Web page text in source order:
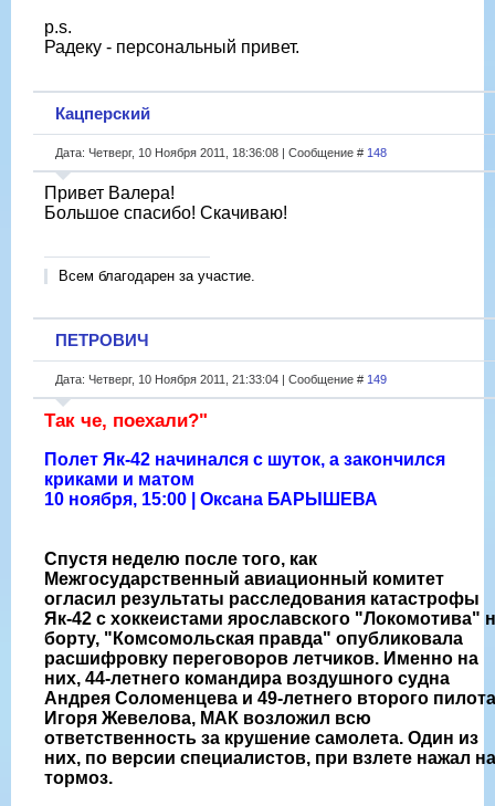
p.s.
Радеку - персональный привет.
Кацперский
Дата: Четверг, 10 Ноября 2011, 18:36:08 | Сообщение # 148
Привет Валера!
Большое спасибо! Скачиваю!
Всем благодарен за участие.
ПЕТРОВИЧ
Дата: Четверг, 10 Ноября 2011, 21:33:04 | Сообщение # 149
Так че, поехали?"
Полет Як-42 начинался с шуток, а закончился
криками и матом
10 ноября, 15:00 | Оксана БАРЫШЕВА
Спустя неделю после того, как
Межгосударственный авиационный комитет
огласил результаты расследования катастрофы
Як-42 с хоккеистами ярославского "Локомотива"
борту, "Комсомольская правда" опубликовала
расшифровку переговоров летчиков. Именно на
них, 44-летнего командира воздушного судна
Андрея Соломенцева и 49-летнего второго пилота
Игоря Жевелова, МАК возложил всю
ответственность за крушение самолета. Один из
них, по версии специалистов, при взлете нажал на
тормоз.